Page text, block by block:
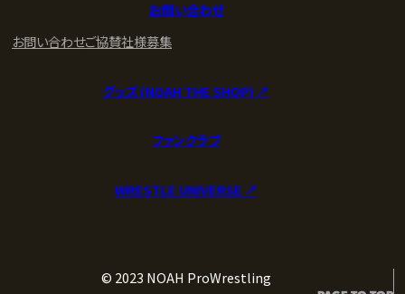
お問い合わせ
お問い合わせご協賛社様募集
グッズ (NOAH THE SHOP) ↗︎
ファンクラブ
WRESTLE UNIVERSE ↗︎
© 2023 NOAH ProWrestling